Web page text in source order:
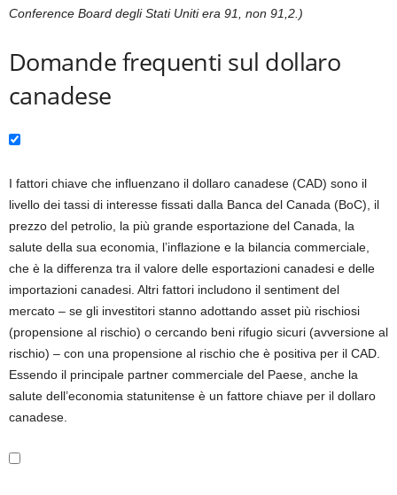
Conference Board degli Stati Uniti era 91, non 91,2.)
Domande frequenti sul dollaro
canadese
I fattori chiave che influenzano il dollaro canadese (CAD) sono il
livello dei tassi di interesse fissati dalla Banca del Canada (BoC), il
prezzo del petrolio, la più grande esportazione del Canada, la
salute della sua economia, l’inflazione e la bilancia commerciale,
che è la differenza tra il valore delle esportazioni canadesi e delle
importazioni canadesi. Altri fattori includono il sentiment del
mercato – se gli investitori stanno adottando asset più rischiosi
(propensione al rischio) o cercando beni rifugio sicuri (avversione al
rischio) – con una propensione al rischio che è positiva per il CAD.
Essendo il principale partner commerciale del Paese, anche la
salute dell’economia statunitense è un fattore chiave per il dollaro
canadese.